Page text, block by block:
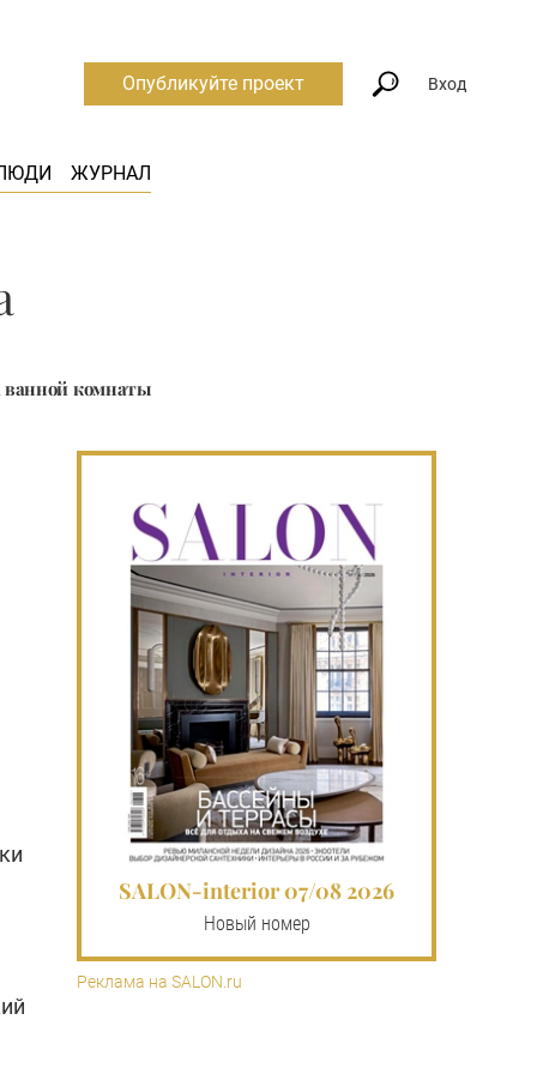
ЖУРНАЛ
Опубликуйте проект Вход
ванной комнаты
SALON-interior 07/08 2026
Новый номер
Реклама на SALON.ru